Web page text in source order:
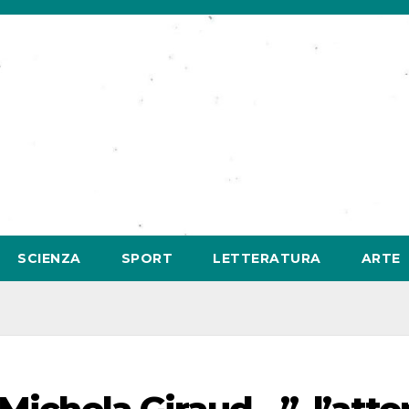
SCIENZA SPORT LETTERATURA ARTE